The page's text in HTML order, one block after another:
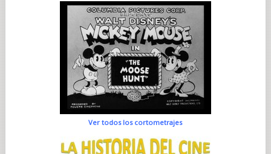
Ver todos los cortometrajes